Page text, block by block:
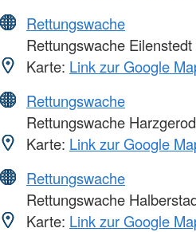
Rettungswache
Rettungswache Eilenstedt
Karte: Link zur Google
Rettungswache
Rettungswache
Karte: Link zur Google
Rettungswache
Rettungswache
Karte: Link zur Google